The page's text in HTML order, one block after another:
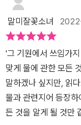
물의 이용, 물의 사용
연결된다. 인간이 지
화, 자연재해 등의 문
이러한 문제들을 어떻
다.오염물을 줄이고
방법을 생각해 내고,
여준다. 그리고 물과
말미잘꽃소녀
'그 기원에서 쓰임가
맞게 물에 관한 모든
말하겠나 싶지만, 읽
물과 관련지어 등장
든 것을 알게 될 것만